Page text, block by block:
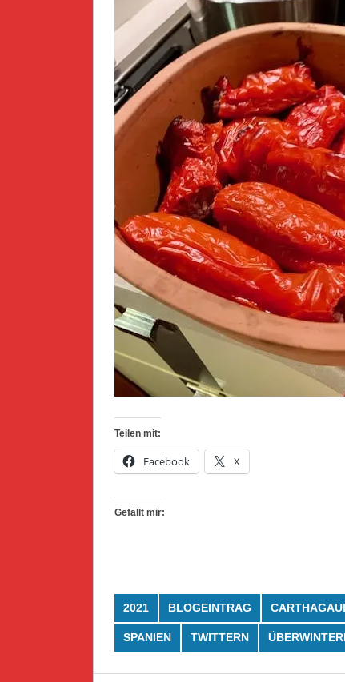
Teilen mit:
Facebook X
Gefällt mir:
2021 BLOGEINTRAG
SPANIEN TWITTERN